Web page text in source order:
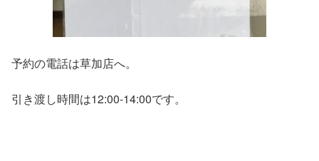
予約の電話は草加店へ。
引き渡し時間は12:00-14:00です。